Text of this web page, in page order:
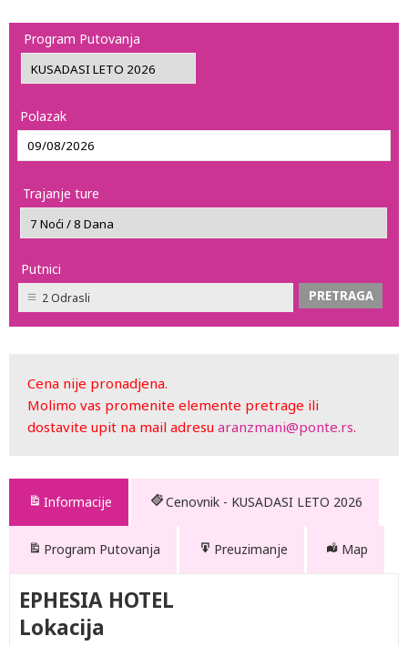
Program Putovanja
Polazak
Trajanje ture
Putnici
2 Odrasli
Cena nije pronadjena.
Molimo vas promenite elemente pretrage ili
dostavite upit na mail adresu aranzmani@ponte.rs.
Informacije Cenovnik - KUSADASI LETO 2026
Program Putovanja Preuzimanje Map
EPHESIA HOTEL
Lokacija